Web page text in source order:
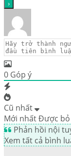
0 Góp ý
Cũ nhất
Mới nhấtĐược
Phản hồi nội
Xem tất cả bình